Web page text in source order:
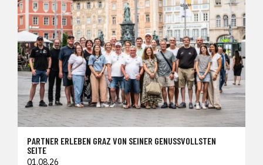
PARTNER ERLEBEN GRAZ VON SEINER GENUSSVOLLSTEN
SEITE
01.08.26